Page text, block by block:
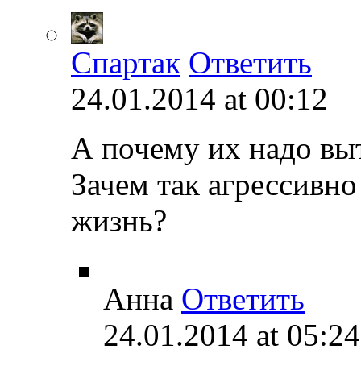
Спартак Ответить
24.01.2014 at 00:12
А почему их надо
Зачем так
жизнь?
Анна Ответить
24.01.2014 at 05:24